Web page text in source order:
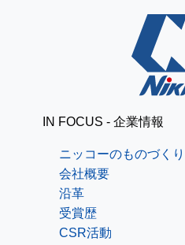
IN FOCUS - 企業情報
ニッコーのものづくり
会社概要
沿革
受賞歴
CSR活動